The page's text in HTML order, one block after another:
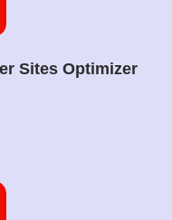
Sites Optimizer